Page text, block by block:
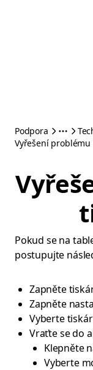
Podpora
Vyřešení
Pokud se na
postupujte
Zapněte
Zapněte
Vyberte
Vraťte se do
Klepněte
Vyberte